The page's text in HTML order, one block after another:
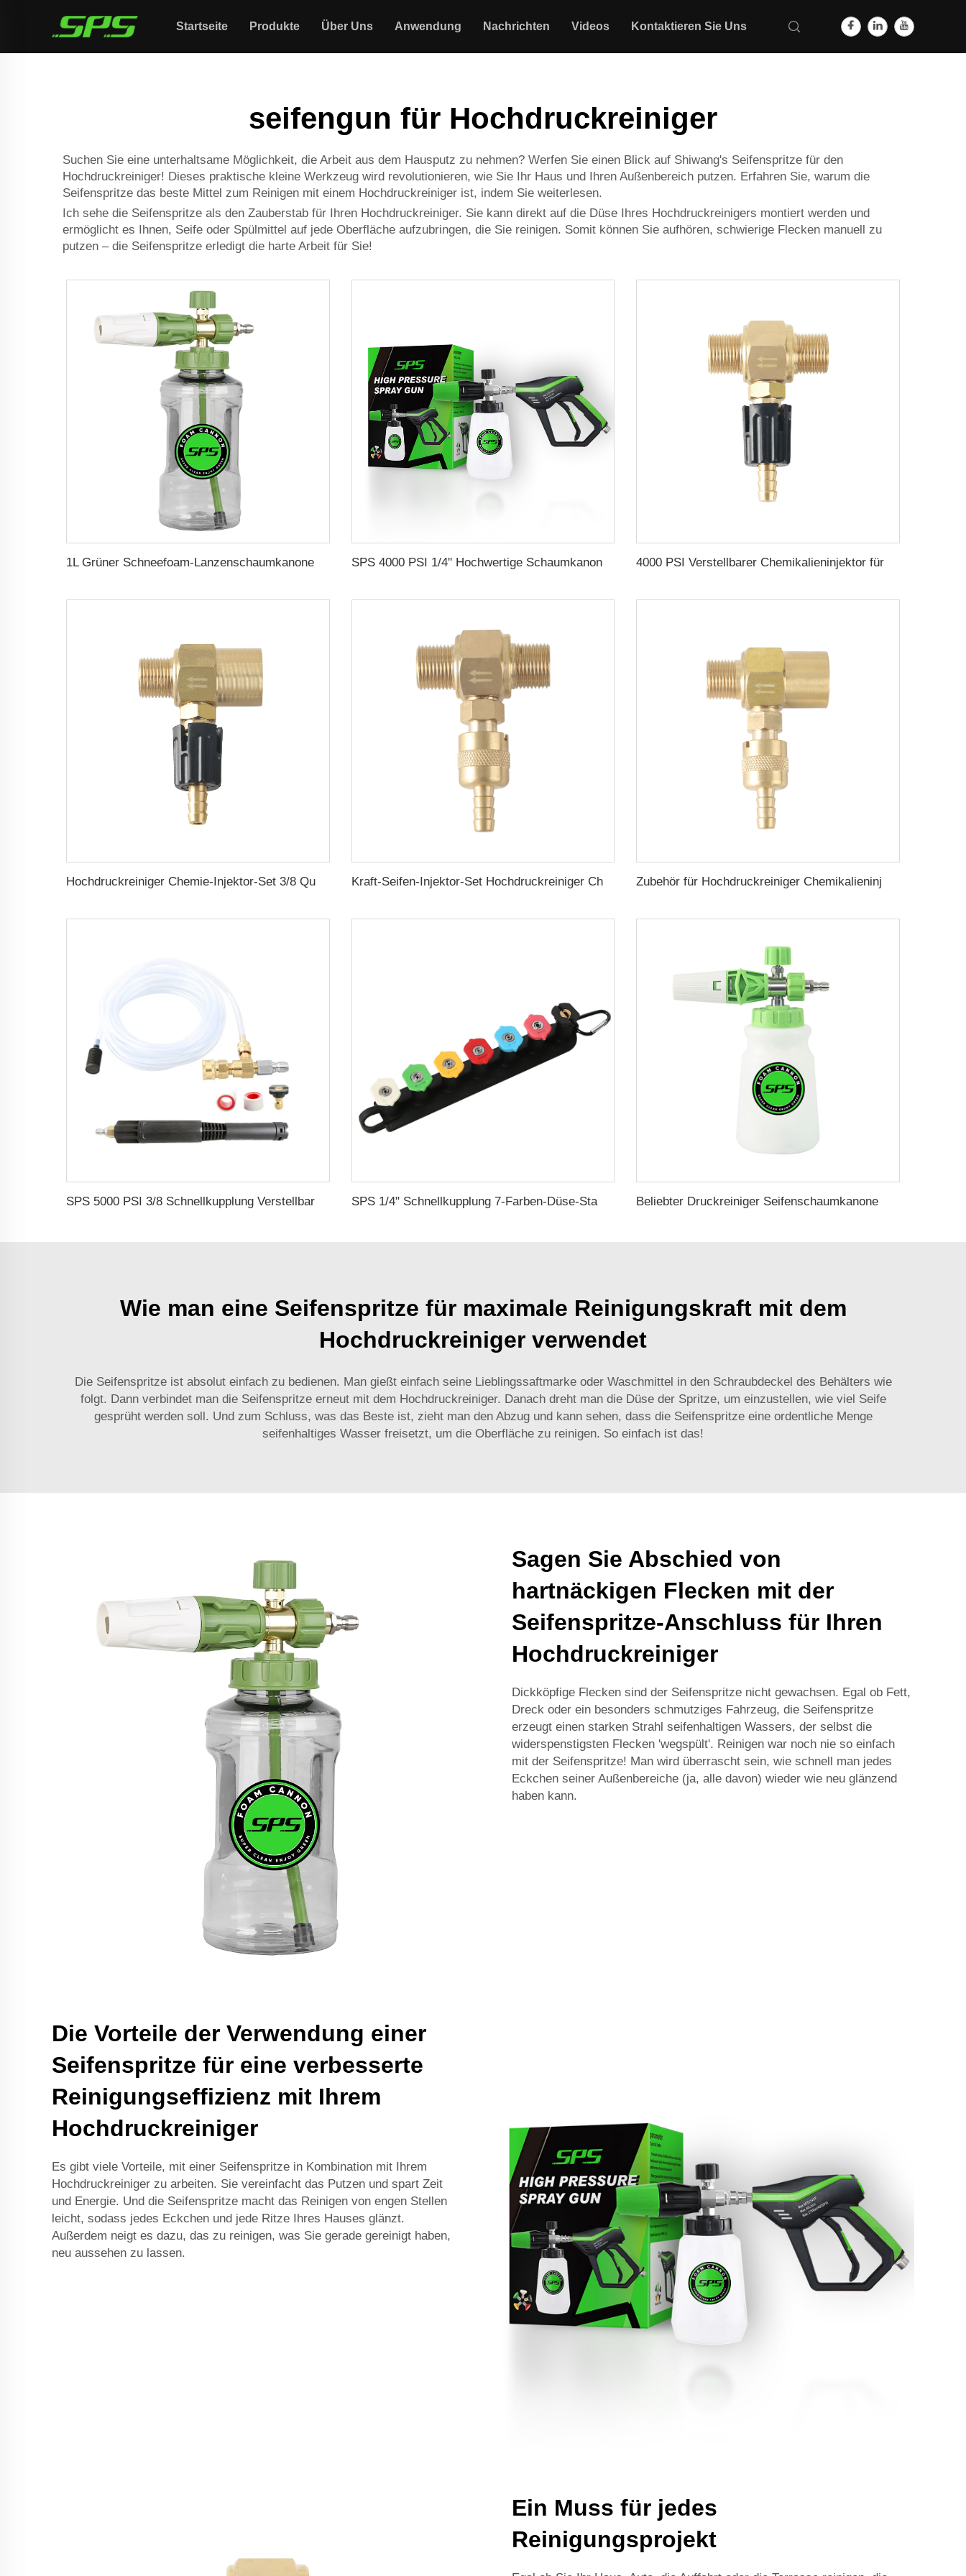
Startseite Produkte Über Uns Anwendung Nachrichten Videos Kontaktieren Sie Uns
seifengun für Hochdruckreiniger
Suchen Sie eine unterhaltsame Möglichkeit, die Arbeit aus dem Hausputz zu nehmen? Werfen Sie einen Blick auf Shiwang's Seifenspritze für den
Hochdruckreiniger! Dieses praktische kleine Werkzeug wird revolutionieren, wie Sie Ihr Haus und Ihren Außenbereich putzen. Erfahren Sie, warum die
Seifenspritze das beste Mittel zum Reinigen mit einem Hochdruckreiniger ist, indem Sie weiterlesen.
Ich sehe die Seifenspritze als den Zauberstab für Ihren Hochdruckreiniger. Sie kann direkt auf die Düse Ihres Hochdruckreinigers montiert werden und
ermöglicht es Ihnen, Seife oder Spülmittel auf jede Oberfläche aufzubringen, die Sie reinigen. Somit können Sie aufhören, schwierige Flecken manuell zu
putzen – die Seifenspritze erledigt die harte Arbeit für Sie!
SPS 4000 PSI 1/4'' Hochwertige Schaumkanone Kit Seifenlanze Jet Flasche Hochdruck Sprühwaschpistole
Kraft-Seifen-Injektor-Set Hochdruckreiniger Chemie-Injektor-Set Seife mit 3/8-Zoll Schnellkupplung
SPS 1/4" Schnellkupplung 7-Farben-Düse-Standhalter Langstrecken-Düse Autowaschtips Seife und Spülen Jetstrom
Wie man eine Seifenspritze für maximale Reinigungskraft mit dem
Hochdruckreiniger verwendet
Die Seifenspritze ist absolut einfach zu bedienen. Man gießt einfach seine Lieblingssaftmarke oder Waschmittel in den Schraubdeckel des Behälters wie
folgt. Dann verbindet man die Seifenspritze erneut mit dem Hochdruckreiniger. Danach dreht man die Düse der Spritze, um einzustellen, wie viel Seife
gesprüht werden soll. Und zum Schluss, was das Beste ist, zieht man den Abzug und kann sehen, dass die Seifenspritze eine ordentliche Menge
seifenhaltiges Wasser freisetzt, um die Oberfläche zu reinigen. So einfach ist das!
Sagen Sie Abschied von
hartnäckigen Flecken mit der
Seifenspritze-Anschluss für Ihren
Hochdruckreiniger
Dickköpfige Flecken sind der Seifenspritze nicht gewachsen. Egal ob Fett,
Dreck oder ein besonders schmutziges Fahrzeug, die Seifenspritze
erzeugt einen starken Strahl seifenhaltigen Wassers, der selbst die
widerspenstigsten Flecken 'wegspült'. Reinigen war noch nie so einfach
mit der Seifenspritze! Man wird überrascht sein, wie schnell man jedes
Eckchen seiner Außenbereiche (ja, alle davon) wieder wie neu glänzend
haben kann.
Die Vorteile der Verwendung einer
Seifenspritze für eine verbesserte
Reinigungseffizienz mit Ihrem
Hochdruckreiniger
Es gibt viele Vorteile, mit einer Seifenspritze in Kombination mit Ihrem
Hochdruckreiniger zu arbeiten. Sie vereinfacht das Putzen und spart Zeit
und Energie. Und die Seifenspritze macht das Reinigen von engen Stellen
leicht, sodass jedes Eckchen und jede Ritze Ihres Hauses glänzt.
Außerdem neigt es dazu, das zu reinigen, was Sie gerade gereinigt haben,
neu aussehen zu lassen.
Ein Muss für jedes
Reinigungsprojekt